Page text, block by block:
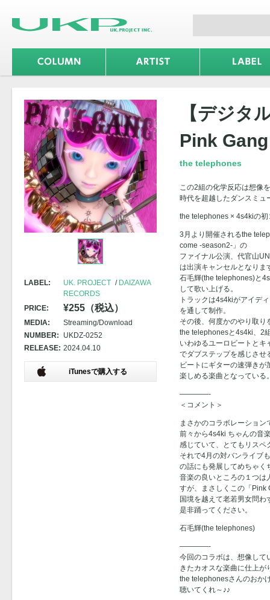
LABEL: UK. PROJECT
DAIZAWA
RECORDS
PRICE:
¥255（税込）
MEDIA:
Streaming/Download
NUMBER:
UKDZ-0252
RELEASE: 2024.04.10
iTunesで購入する
【デジタ
Pink Gang
the telephones
この2組の化学反応は想像
時代を超越したダンスミュ
the telephones × 4s4kiの初
3月より開催されるthe
come -season2-」の
ファイナル公演、代官山
は出演キャンセルとなりま
石毛輝(the telephones)と
して歌い上げる。
トラックは4s4kiがアイデ
を通して制作。
その後、何度かのやり取り
the telephonesと4s4ki、2
いわゆるユーロビートと
でダブステップを感じさせ
ビートにギターの速弾き
楽しめる楽曲となっている
————-
＜コメント＞
まさかのコラボレーション
前々から4s4ki ちゃんの音
感じていて、とてもリスペ
それで4月の対バンライブ
の話にも発展してめちゃく
音楽の良いところの１つは
すが、まさしくこの「Pink
国境を越えて老若男女問
是非踊ってください。
石毛輝(the telephones)
————-
今回のコラボは、想像して
きたカオスな楽曲に仕上が
the telephonesさんのおか
聴いてくれ～♪♪